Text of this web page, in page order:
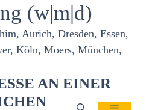
(w|m|d)
Aurich, Dresden, Essen,
Köln, Moers, München,
AN EINER